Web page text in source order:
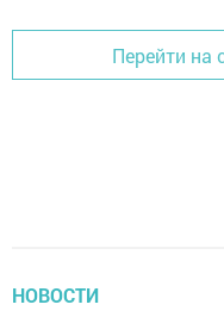
Перейти на
НОВОСТИ